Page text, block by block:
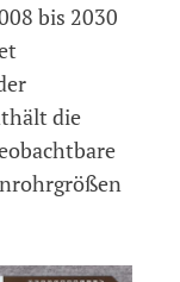
bis 2030
die